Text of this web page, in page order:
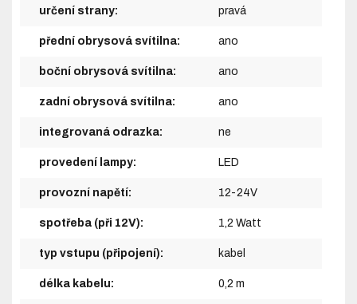
určení strany: pravá
přední obrysová svítilna: ano
boční obrysová svítilna: ano
zadní obrysová svítilna: ano
integrovaná odrazka: ne
provedení lampy: LED
provozní napětí: 12-24V
spotřeba (při 12V): 1,2 Watt
typ vstupu (připojení): kabel
délka kabelu: 0,2 m